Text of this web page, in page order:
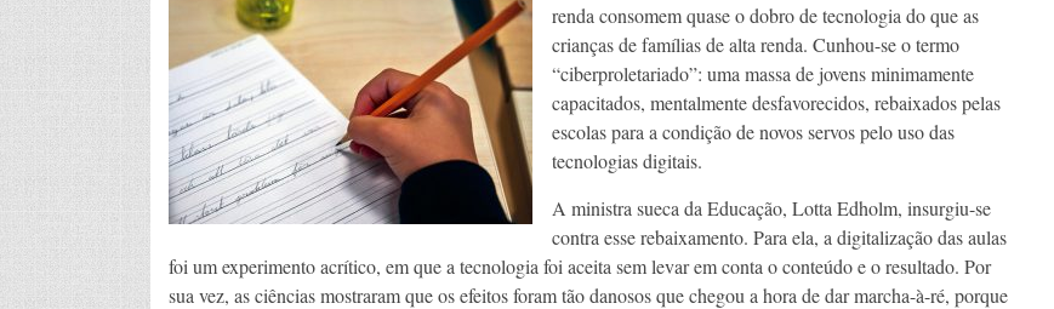
renda consomem quase o dobro de tecnologia do que as
crianças de famílias de alta renda. Cunhou-se o termo
“ciberproletariado”: uma massa de jovens minimamente
capacitados, mentalmente desfavorecidos, rebaixados pelas
escolas para a condição de novos servos pelo uso das
tecnologias digitais.
A ministra sueca da Educação, Lotta Edholm, insurgiu-se
contra esse rebaixamento. Para ela, a digitalização das aulas
foi um experimento acrítico, em que a tecnologia foi aceita sem levar em conta o conteúdo e o resultado. Por
sua vez, as ciências mostraram que os efeitos foram tão danosos que chegou a hora de dar marcha-à-ré, porque